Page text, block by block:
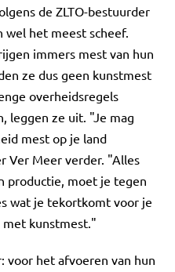
de ZLTO-bestuurder
wel het meest scheef.
immers mest van hun
ze dus geen kunstmest
overheidsregels
leggen ze uit. "Je mag
mest op je land
Ver Meer verder. "Alles
productie, moet je tegen
wat je tekortkomt voor je
met kunstmest."
voor het afvoeren van hun